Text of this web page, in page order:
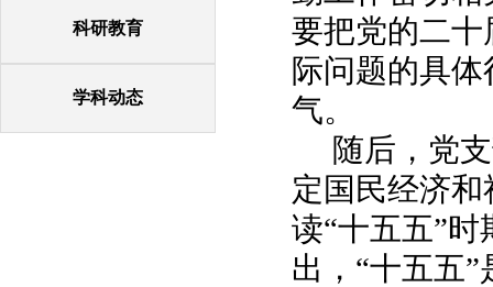
科研教育
学科动态
要把党的二
际问题的具
气。
随后，党
定国民经济
读“十五五”
出，“十五五